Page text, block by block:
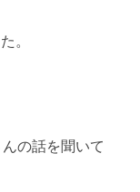
。
の話を聞いて